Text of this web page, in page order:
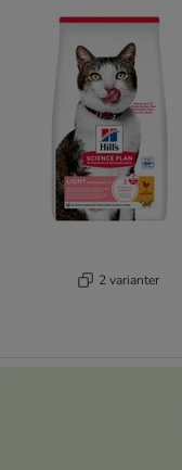
2 varianter